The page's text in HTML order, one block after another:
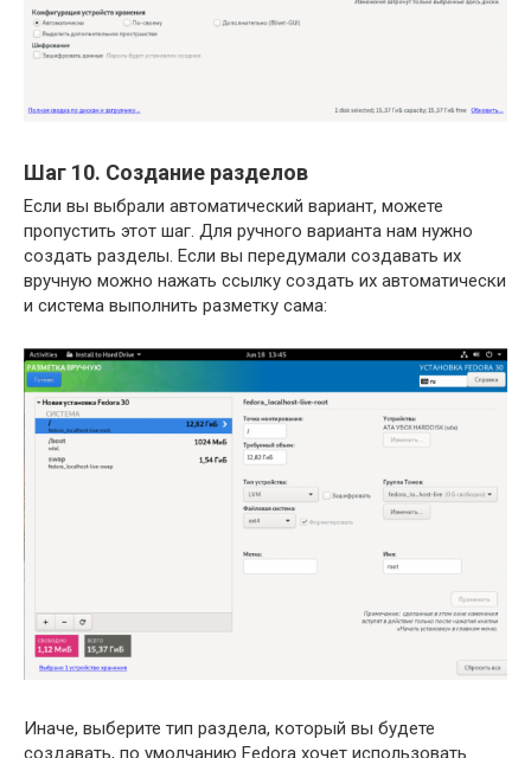
Шаг 10. Создание разделов
Если вы выбрали автоматический вариант, можете
пропустить этот шаг. Для ручного варианта нам нужно
создать разделы. Если вы передумали создавать их
вручную можно нажать ссылку создать их автоматически
и система выполнить разметку сама:
Иначе, выберите тип раздела, который вы будете
создавать, по умолчанию Fedora хочет использовать